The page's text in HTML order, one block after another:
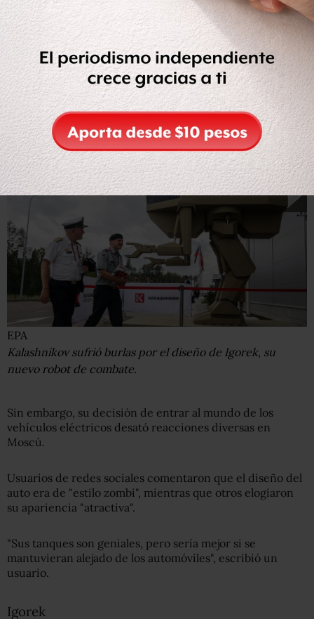
Nuevos productos
Kalashnikov ha estado buscando expandir su marca en
diferentes sectores.
Recientemente lanzó una línea de ropa y una serie de
artículos personales que van desde paraguas hasta fundas
de teléfonos inteligentes.
EPA
Kalashnikov sufrió burlas por el diseño de Igorek, su
nuevo robot de combate.
Sin embargo, su decisión de entrar al mundo de los
vehículos eléctricos desató reacciones diversas en
Moscú.
Usuarios de redes sociales comentaron que el diseño del
auto era de "estilo zombi", mientras que otros elogiaron
su apariencia "atractiva".
"Sus tanques son geniales, pero sería mejor si se
mantuvieran alejado de los automóviles", escribió un
usuario.
Igorek